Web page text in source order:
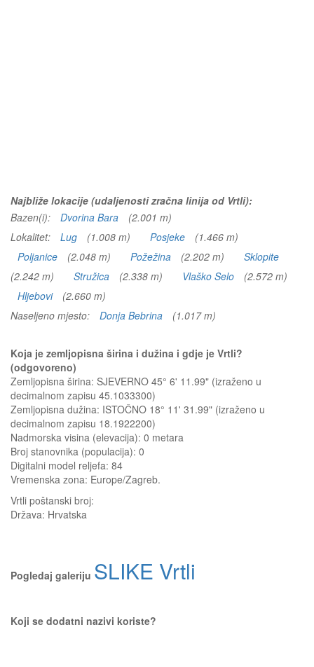
Najbliže lokacije (udaljenosti zračna linija od Vrtli):
Bazen(i):
Dvorina Bara
(2.001 m)
Lokalitet:
Lug (1.008 m) Posjeke
(1.466 m)
Poljanice
(2.048 m) Požežina (2.202 m)
Sklopite
(2.242 m)
Stružica (2.338 m) Vlaško Selo
(2.572 m)
Hljebovi
(2.660 m)
Naseljeno mjesto:
Donja Bebrina (1.017 m)
Koja je zemljopisna širina i dužina i gdje je Vrtli?
(odgovoreno)
Zemljopisna širina: SJEVERNO 45° 6' 11.99" (izraženo u
decimalnom zapisu 45.1033300)
Zemljopisna dužina: ISTOČNO 18° 11' 31.99" (izraženo u
decimalnom zapisu 18.1922200)
Nadmorska visina (elevacija): 0 metara
Broj stanovnika (populacija): 0
Digitalni model reljefa: 84
Vremenska zona: Europe/Zagreb.
Vrtli poštanski broj:
Država: Hrvatska
Pogledaj galeriju SLIKE Vrtli
Koji se dodatni nazivi koriste?